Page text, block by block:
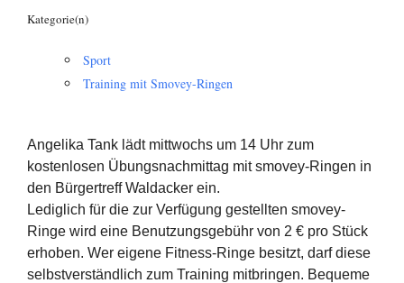
Kategorie(n)
Sport
Training mit Smovey-Ringen
Angelika Tank lädt mittwochs um 14 Uhr zum
kostenlosen Übungsnachmittag mit smovey-Ringen in
den Bürgertreff Waldacker ein.
Lediglich für die zur Verfügung gestellten smovey-
Ringe wird eine Benutzungsgebühr von 2 € pro Stück
erhoben. Wer eigene Fitness-Ringe besitzt, darf diese
selbstverständlich zum Training mitbringen. Bequeme